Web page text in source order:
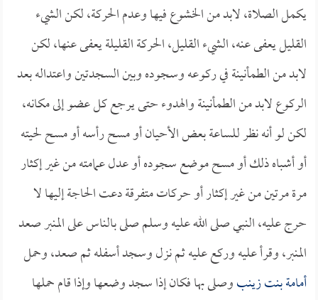
يكمل الصلاة، لابد من الخشوع فيها وعدم الحركة، لكن الشيء
القليل يعفى عنه، الشيء القليل، الحركة القليلة يعفى عنها، لكن
لابد من الطمأنينة في ركوعه وسجوده وبين السجدتين واعتداله بعد
الركوع لابد من الطمأنينة والهدوء حتى يرجع كل عضو إلى مكانه،
لكن لو أنه نظر للساعة بعض الأحيان أو مسح رأسه أو مسح لحيته
أو أشباه ذلك أو مسح موضع سجوده أو عدل عمامته من غير إكثار
مرة مرتين من غير إكثار أو حركات متفرقة دعت الحاجة إليها لا
حرج عليه، النبي صلى الله عليه وسلم صلى بالناس على المنبر صعد
المنبر، وقرأ عليه وركع عليه ثم نزل وسجد أسفله ثم صعد، وحمل
أمامة بنت زينبوصلى بها فكان إذا سجد وضعها وإذا قام حملها